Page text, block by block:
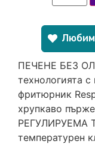
Любим
ПЕЧЕНЕ БЕЗ
технологията
фритюрник
хрупкаво
РЕГУЛИРУЕМА
температурен